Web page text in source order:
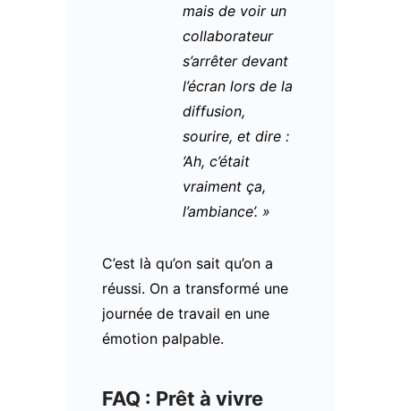
mais de voir un
collaborateur
s’arrêter devant
l’écran lors de la
diffusion,
sourire, et dire :
‘Ah, c’était
vraiment ça,
l’ambiance’. »
C’est là qu’on sait qu’on a
réussi. On a transformé une
journée de travail en une
émotion palpable.
FAQ : Prêt à vivre